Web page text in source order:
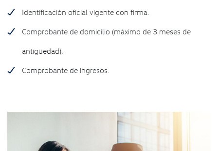
Identificación oficial vigente con firma.
Comprobante de domicilio (máximo de 3 meses de
antigüedad).
Comprobante de ingresos.